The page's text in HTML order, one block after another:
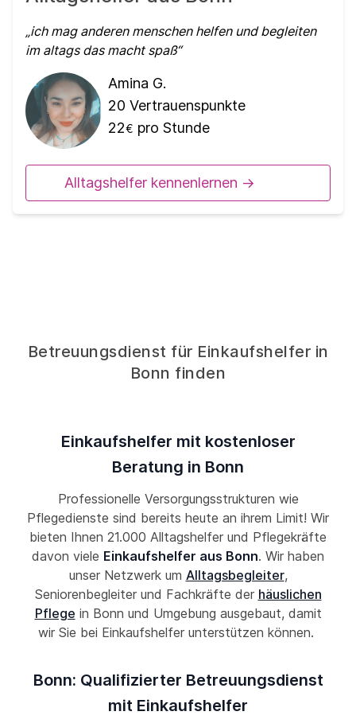
ich mag anderen menschen helfen und begleiten
im altags das macht spaß
Amina G.
20 Vertrauenspunkte
22€ pro Stunde
Alltagshelfer kennenlernen ->
Betreuungsdienst für Einkaufshelfer in
Bonn finden
Einkaufshelfer mit kostenloser
Beratung in Bonn
Professionelle Versorgungsstrukturen wie
Pflegedienste sind bereits heute an ihrem Limit! Wir
bieten Ihnen 21.000 Alltagshelfer und Pflegekräfte
davon viele Einkaufshelfer aus Bonn. Wir haben
unser Netzwerk um Alltagsbegleiter,
Seniorenbegleiter und Fachkräfte der häuslichen
Pflege in Bonn und Umgebung ausgebaut, damit
wir Sie bei Einkaufshelfer unterstützen können.
Bonn: Qualifizierter Betreuungsdienst
mit Einkaufshelfer